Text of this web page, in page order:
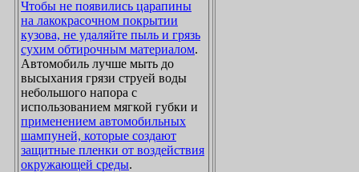
Чтобы не появились царапины
на лакокрасочном покрытии
кузова, не удаляйте пыль и грязь
сухим обтирочным материалом.
Автомобиль лучше мыть до
высыхания грязи струей воды
небольшого напора с
использованием мягкой губки и
применением автомобильных
шампуней, которые создают
защитные пленки от воздействия
окружающей среды.